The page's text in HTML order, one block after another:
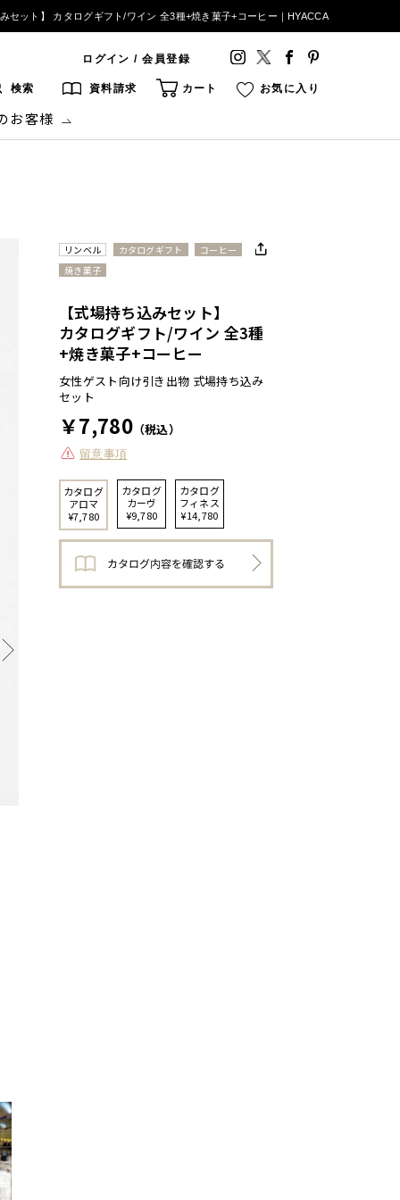
セット】 カタログギフト/ワイン 全3種+焼き菓子+コーヒー｜HYACCA
ログイン / 会員登録
検索 資料請求 カート お気に入り
お客様
リンベル カタログギフト
コーヒー
焼き菓子
カタログ
アロマ
¥7,780
カタログ
カーヴ
¥9,780
カタログ
フィネス
¥14,780
【式場持ち込みセット】
カタログギフト/ワイン 全3種
+焼き菓子+コーヒー
女性ゲスト向け引き出物 式場持ち込み
セット
￥7,780（税込）
留意事項